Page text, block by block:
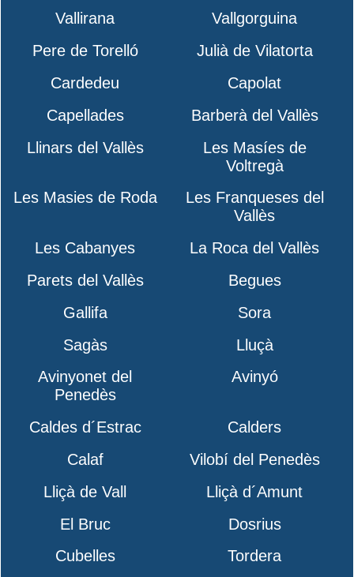
Vallirana
Vallgorguina
Pere de Torelló
Julià de Vilatorta
Cardedeu
Capolat
Capellades
Barberà del Vallès
Llinars del Vallès
Les Masíes de
Voltregà
Les Masies de Roda
Les Franqueses del
Vallès
Les Cabanyes
La Roca del Vallès
Parets del Vallès
Begues
Gallifa
Sora
Sagàs
Lluçà
Avinyonet del
Penedès
Avinyó
Caldes d´Estrac
Calders
Calaf
Vilobí del Penedès
Lliçà de Vall
Lliçà d´Amunt
El Bruc
Dosrius
Cubelles
Tordera